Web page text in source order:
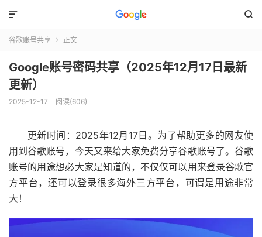


谷歌账号共享  正文
Google账号密码共享（2025年12月17日最新
更新）
2025-12-17 阅读(606)
更新时间：2025年12月17日。为了帮助更多的网友使
用到谷歌账号，今天又来给大家免费分享谷歌账号了。谷歌
账号的用途想必大家是知道的，不仅仅可以用来登录谷歌官
方平台，还可以登录很多海外三方平台，可谓是用途非常
大！